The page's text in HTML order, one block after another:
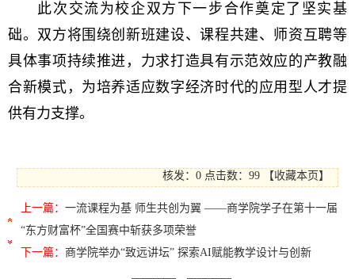
此次交流为校企双方下一步合作奠定了坚实基
础。双方将围绕创新班建设、课程共建、师资互聘等
具体事项持续推进，力求打造具有示范效应的产教融
合新模式，为培养适应数字经济时代的应用型人才提
供有力支撑。
核发：0 点击数：99 【收藏本页 】
上一篇： 一流课程为基 师生共创为翼 ——商学院学子在第十一届
“东方财富杯”全国赛中斩获多项荣誉
下一篇： 商学院举办“致远讲坛” 探索AI赋能教学设计与创新